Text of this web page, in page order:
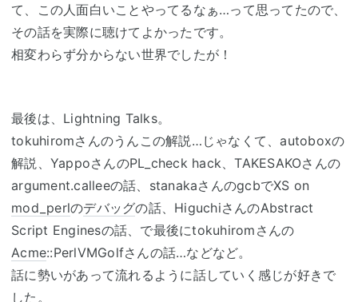
て、この人面白いことやってるなぁ…って思ってたので、
その話を実際に聴けてよかったです。
相変わらず分からない世界でしたが！
最後は、Lightning Talks。
tokuhiromさんのうんこの解説…じゃなくて、autoboxの
解説、YappoさんのPL_check hack、TAKESAKOさんの
argument.calleeの話、stanakaさんのgcbでXS on
mod_perlのデバッグの話、HiguchiさんのAbstract
Script Enginesの話、で最後にtokuhiromさんの
Acme::PerlVMGolfさんの話…などなど。
話に勢いがあって流れるように話していく感じが好きで
した。